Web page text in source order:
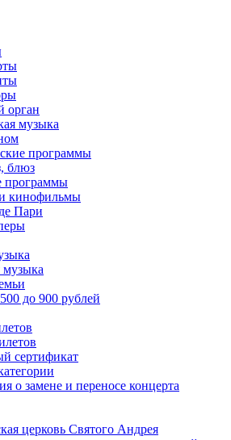
орган
музыка
программы
блюз
программы
кинофильмы
Пари
музыка
до 900 рублей
сертификат
о замене и переносе концерта
церковь Святого Андрея